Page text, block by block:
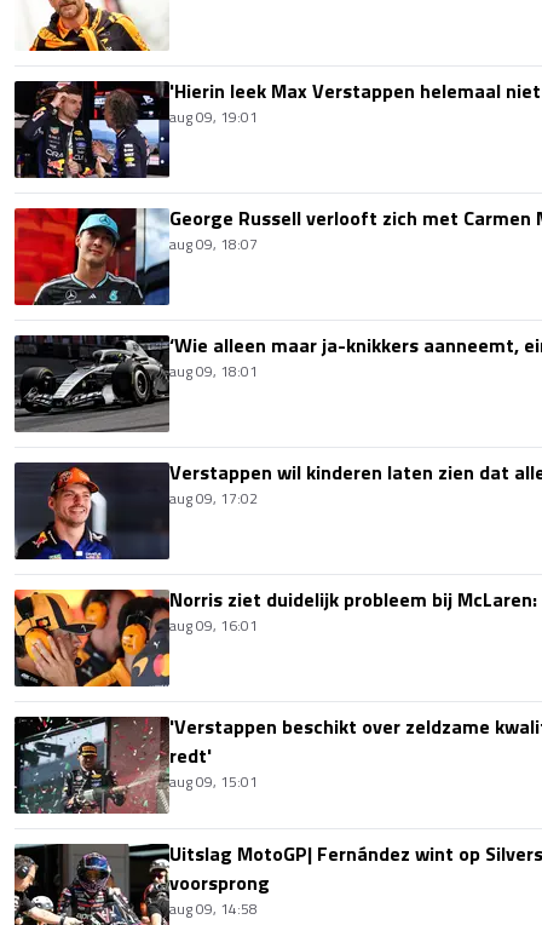
'Hierin leek Max Verstappen helemaal
aug 09, 19:01
George Russell verlooft zich met Carmen
aug 09, 18:07
‘Wie alleen maar ja-knikkers aanneemt,
aug 09, 18:01
Verstappen wil kinderen laten zien dat
aug 09, 17:02
Norris ziet duidelijk probleem bij
aug 09, 16:01
'Verstappen beschikt over zeldzame
redt'
aug 09, 15:01
Uitslag MotoGP| Fernández wint op
voorsprong
aug 09, 14:58